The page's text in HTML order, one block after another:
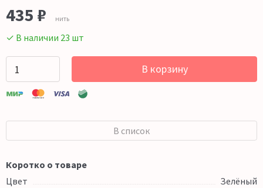
435 ₽ нить
✓ В наличии 23 шт
В корзину
В список
Коротко о товаре
Цвет
Зелёный